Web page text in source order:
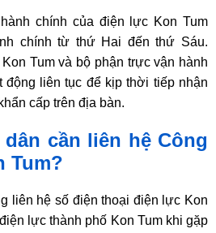
chính của điện lực Kon Tum
chính từ thứ Hai đến thứ Sáu.
Tum và bộ phận trực vận hành
động liên tục để kịp thời tiếp nhận
cấp trên địa bàn.
cần liên hệ Công
Tum?
liên hệ số điện thoại điện lực Kon
lực thành phố Kon Tum khi gặp